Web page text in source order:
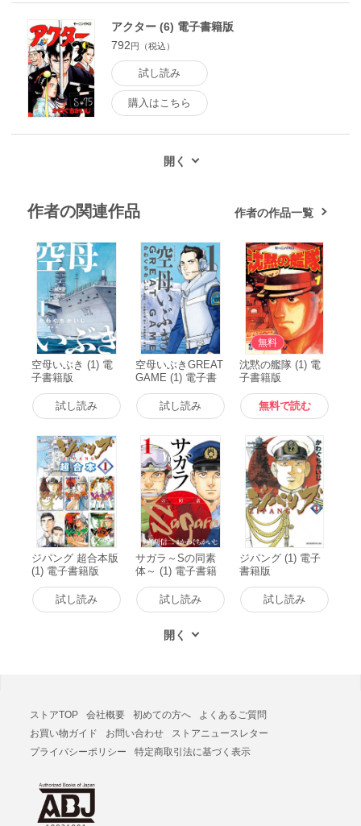
アクター (6) 電子書籍版
792円（税込）
試し読み
購入はこちら
作者の関連作品 作者の作品一覧
空母いぶき (1) 電
子書籍版
試し読み
空母いぶきGREAT
GAME (1) 電子書
籍版
試し読み
無料
沈黙の艦隊 (1) 電
子書籍版
無料で読む
ジパング 超合本版
(1) 電子書籍版
試し読み
サガラ～Sの同素
体～ (1) 電子書籍
試し読み
ジパング (1) 電子
書籍版
試し読み
ストアTOP 会社概要 初めての方へ
よくあるご質問
お買い物ガイド
お問い合わせ
ストアニュースレター
プライバシーポリシー
特定商取引法に基づく表示